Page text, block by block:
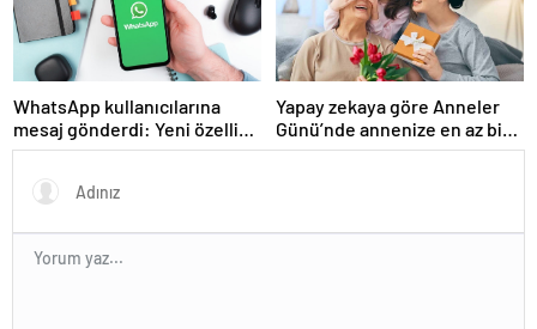
WhatsApp kullanıcılarına
mesaj gönderdi: Yeni özellik
tanımlandı
Yapay zekaya göre Anneler
Günü’nde annenize en az bir
kez vermeniz gereken